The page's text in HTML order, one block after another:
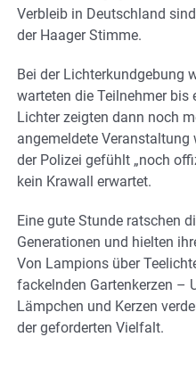
Verbleib in Deutschland
der Haager Stimme.
Bei der Lichterkundgebung
warteten die Teilnehmer bis
Lichter zeigten dann noch
angemeldete Veranstaltung
der Polizei gefühlt „noch
kein Krawall erwartet.
Eine gute Stunde ratschen
Generationen und hielten
Von Lampions über
fackelnden Gartenkerzen –
Lämpchen und Kerzen
der geforderten Vielfalt.